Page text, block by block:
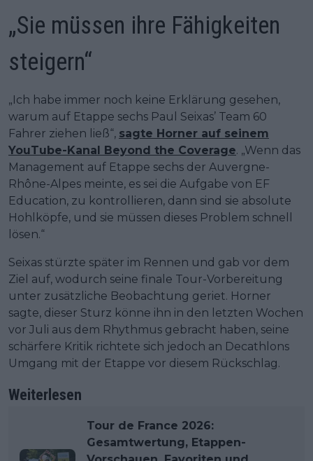
„Sie müssen ihre Fähigkeiten
steigern“
„Ich habe immer noch keine Erklärung gesehen,
warum auf Etappe sechs Paul Seixas’ Team 60
Fahrer ziehen ließ“, sagte Horner auf seinem
YouTube-Kanal Beyond the Coverage. „Wenn das
Management auf Etappe sechs der Auvergne-
Rhône-Alpes meinte, es sei die Aufgabe von EF
Education, zu kontrollieren, dann sind sie absolute
Hohlköpfe, und sie müssen dieses Problem schnell
lösen.“
Seixas stürzte später im Rennen und gab vor dem
Ziel auf, wodurch seine finale Tour-Vorbereitung
unter zusätzliche Beobachtung geriet. Horner
sagte, dieser Sturz könne ihn in den letzten Wochen
vor Juli aus dem Rhythmus gebracht haben, seine
schärfere Kritik richtete sich jedoch an Decathlons
Umgang mit der Etappe vor diesem Rückschlag.
Weiterlesen
Tour de France 2026:
Gesamtwertung, Etappen-